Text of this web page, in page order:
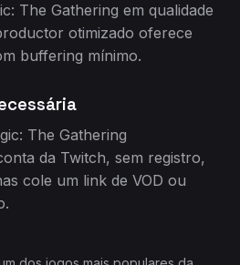
The Gathering em qualidade
otimizado oferece
buffering mínimo.
The Gathering
da Twitch, sem registro,
cole um link de VOD ou